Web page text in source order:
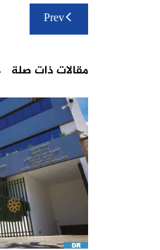
تصفّح
المقالات
Prev
مقالات ذات صلة